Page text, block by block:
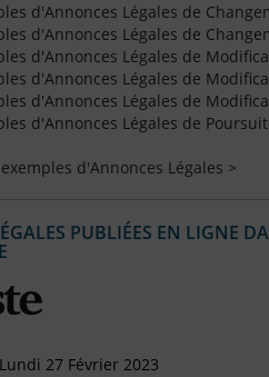
d'Annonces Légales de
d'Annonces Légales de
d'Annonces Légales de
d'Annonces Légales de
d'Annonces Légales de
d'Annonces Légales de
d'Annonces Légales >
PUBLIÉES EN LIGNE
27 Février 2023